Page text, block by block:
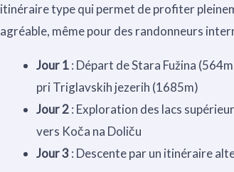
itinéraire type qui permet de profiter
agréable, même pour des randonneurs
Jour 1: Départ de Stara Fužina
pri Triglavskih jezerih (1685m)
Jour 2: Exploration des lacs
vers Koča na Doliču
Jour 3: Descente par un itinéraire